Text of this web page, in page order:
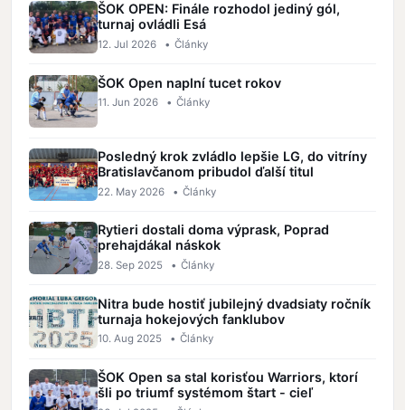
ŠOK OPEN: Finále rozhodol jediný gól,
turnaj ovládli Esá
12. Jul 2026 • Články
ŠOK Open naplní tucet rokov
11. Jun 2026 • Články
Posledný krok zvládlo lepšie LG, do vitríny
Bratislavčanom pribudol ďalší titul
22. May 2026 • Články
Rytieri dostali doma výprask, Poprad
prehajdákal náskok
28. Sep 2025 • Články
Nitra bude hostiť jubilejný dvadsiaty ročník
turnaja hokejových fanklubov
10. Aug 2025 • Články
ŠOK Open sa stal korisťou Warriors, ktorí
šli po triumf systémom štart - cieľ